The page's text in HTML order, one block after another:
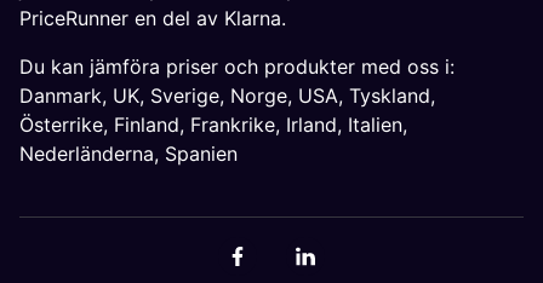
PriceRunner en del av Klarna.
Du kan jämföra priser och produkter med oss i:
Danmark, UK, Sverige, Norge, USA, Tyskland,
Österrike, Finland, Frankrike, Irland, Italien,
Nederländerna, Spanien